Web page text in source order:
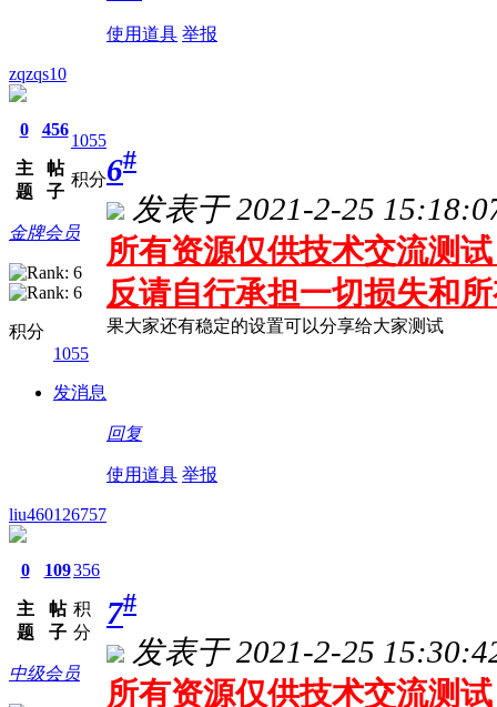
使用道具 举报
zqzqs10
0
主
题
456
帖
子
1055
积分
金牌会员
积分
1055
发消息
6#
发表于 2021-2-25
所有资源仅供技术交流测
反请自行承担一切损失和
果大家还有稳定的设置可以分享给大家测试
回复
使用道具 举报
liu460126757
0
主
题
109
帖
子
356
积
分
中级会员
7#
发表于 2021-2-25
所有资源仅供技术交流测